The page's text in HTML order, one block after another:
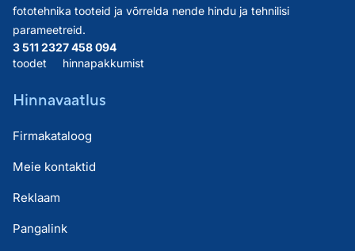
fototehnika tooteid ja võrrelda nende hindu ja tehnilisi
parameetreid.
3 511 232
toodet
7 458 094
hinnapakkumist
Hinnavaatlus
Firmakataloog
Meie kontaktid
Reklaam
Pangalink